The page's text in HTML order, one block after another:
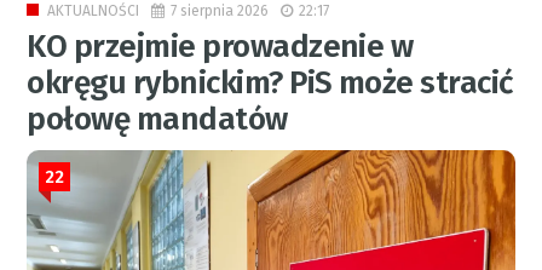
AKTUALNOŚCI 7 sierpnia 2026 22:17
KO przejmie prowadzenie w
okręgu rybnickim? PiS może stracić
połowę mandatów
22